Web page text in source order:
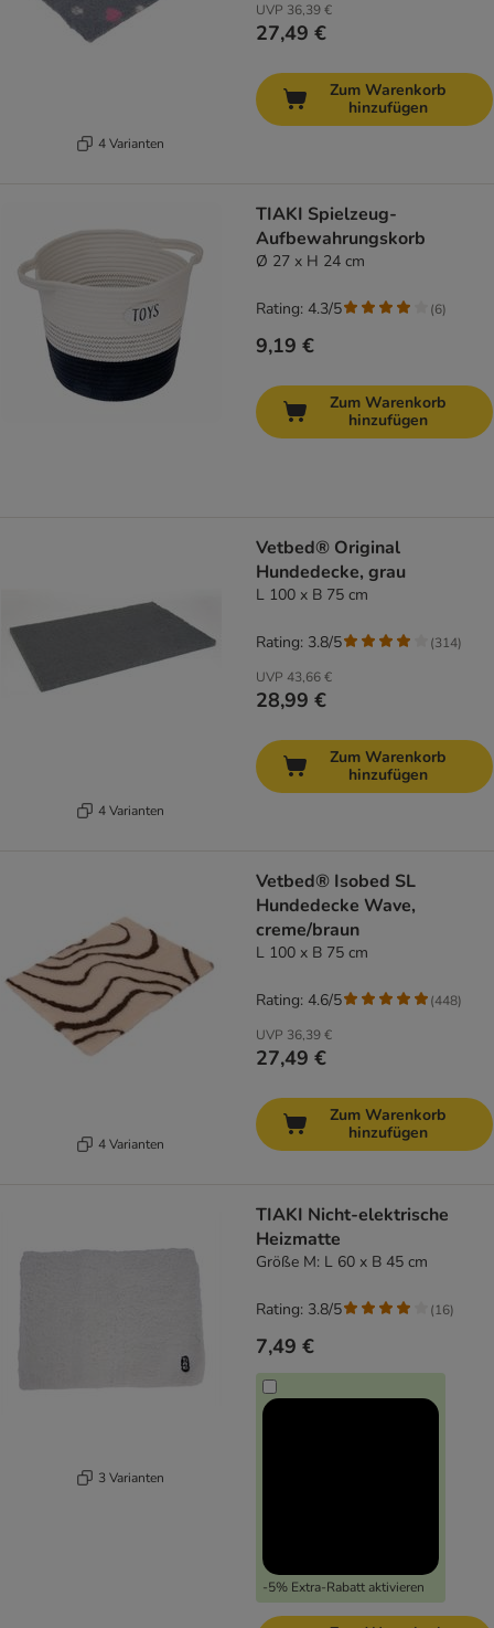
4 Varianten
UVP 36,39 €
27,49 €
Zum Warenkorb
hinzufügen
TIAKI Spielzeug-
Aufbewahrungskorb
Ø 27 x H 24 cm
9,19 €
Rating: 4.3/5 (6)
Zum Warenkorb
hinzufügen
4 Varianten
Vetbed® Original
Hundedecke, grau
L 100 x B 75 cm
UVP 43,66 €
28,99 €
Rating: 3.8/5 (314)
Zum Warenkorb
hinzufügen
4 Varianten
Vetbed® Isobed SL
Hundedecke Wave,
creme/braun
L 100 x B 75 cm
UVP 36,39 €
27,49 €
Rating: 4.6/5 (448)
Zum Warenkorb
hinzufügen
3 Varianten
TIAKI Nicht-elektrische
Heizmatte
Größe M: L 60 x B 45 cm
7,49 €
-5% Extra-Rabatt aktivieren
Rating: 3.8/5 (16)